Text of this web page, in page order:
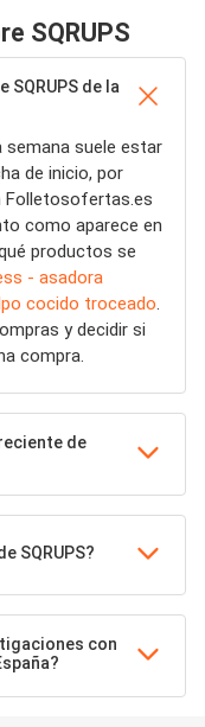
SQRUPS
de la
semana suele estar
de inicio, por
Folletosofertas.es
como aparece en
productos se
- asadora
cocido troceado.
y decidir si
compra.
de
SQRUPS?
con